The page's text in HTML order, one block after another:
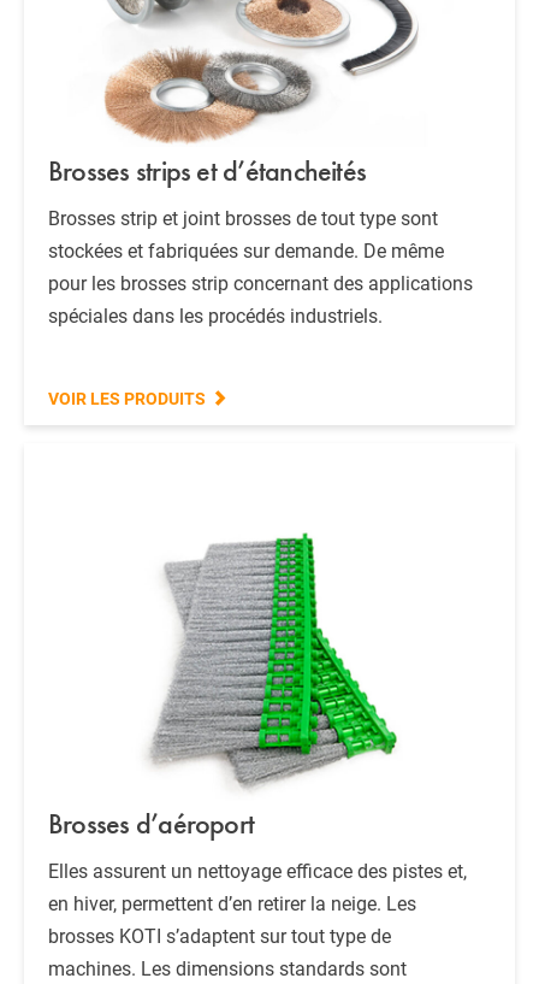
Brosses strips et d’étancheités
Brosses strip et joint brosses de tout type sont
stockées et fabriquées sur demande. De même
pour les brosses strip concernant des applications
spéciales dans les procédés industriels.
VOIR LES PRODUITS
Brosses d’aéroport
Elles assurent un nettoyage efficace des pistes et,
en hiver, permettent d’en retirer la neige. Les
brosses KOTI s’adaptent sur tout type de
machines. Les dimensions standards sont